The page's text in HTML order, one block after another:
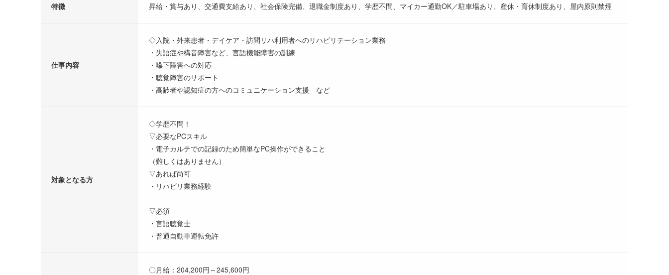
特徴 昇給・賞与あり、交通費支給あり、社会保険完備、退職金制度あり、学歴不問、マイカー通勤OK／駐車場あり、産休・育休制度あり、屋内原則禁煙
仕事内容
◇入院・外来患者・デイケア・訪問リハ利用者へのリハビリテーション業務
・失語症や構音障害など、言語機能障害の訓練
・嚥下障害への対応
・聴覚障害のサポート
・高齢者や認知症の方へのコミュニケーション支援 など
対象となる方
◇学歴不問！
▽必要なPCスキル
・電子カルテでの記録のため簡単なPC操作ができること
（難しくはありません）
▽あれば尚可
・リハビリ業務経験
▽必須
・言語聴覚士
・普通自動車運転免許
〇月給：204,200円～245,600円